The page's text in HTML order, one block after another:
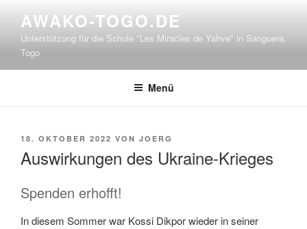
Inhalt
springen
AWAKO-TOGO.DE
Unterstützung für die Schule "Les Miracles de Yahve" in Sanguera,
Togo
Menü
VERÖFFENTLICHT
18. OKTOBER 2022 VON JOERG
Auswirkungen des Ukraine-Krieges
Spenden erhofft!
In diesem Sommer war Kossi Dikpor wieder in seiner